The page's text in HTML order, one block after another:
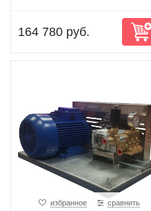
164 780 руб.
избранное сравнить